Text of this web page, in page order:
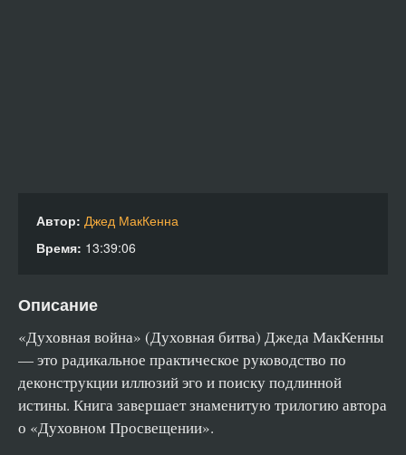
Автор: Джед МакКенна
Время: 13:39:06
Описание
«Духовная война» (Духовная битва) Джеда МакКенны
— это радикальное практическое руководство по
деконструкции иллюзий эго и поиску подлинной
истины. Книга завершает знаменитую трилогию автора
о «Духовном Просвещении».